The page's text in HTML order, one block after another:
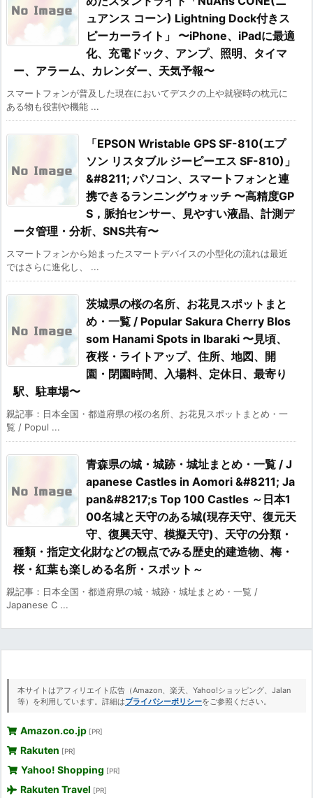
ュアンス コーン) Lightning Dock付きス
ピーカーライト」 〜iPhone、iPadに最適
化、充電ドック、アンプ、照明、タイマ
ー、アラーム、カレンダー、天気予報〜
スマートフォンが普及した現在においてデスクの上や就寝時の枕元に
ある物も役割や機能 ...
「EPSON Wristable GPS SF-810(エプ
ソン リスタブル ジーピーエス SF-810)」
&#8211; パソコン、スマートフォンと連
携できるランニングウォッチ 〜高精度GP
S，脈拍センサー、見やすい液晶、計測デ
ータ管理・分析、SNS共有〜
スマートフォンから始まったスマートデバイスの小型化の流れは最近
ではさらに進化し、 ...
茨城県の桜の名所、お花見スポットまと
め・一覧 / Popular Sakura Cherry Blos
som Hanami Spots in Ibaraki 〜見頃、
夜桜・ライトアップ、住所、地図、開
園・閉園時間、入場料、定休日、最寄り
駅、駐車場〜
親記事：日本全国・都道府県の桜の名所、お花見スポットまとめ・一
覧 / Popul ...
青森県の城・城跡・城址まとめ・一覧 / J
apanese Castles in Aomori &#8211; Ja
pan&#8217;s Top 100 Castles ～日本1
00名城と天守のある城(現存天守、復元天
守、復興天守、模擬天守)、天守の分類・
種類・指定文化財などの観点でみる歴史的建造物、梅・
桜・紅葉も楽しめる名所・スポット～
親記事：日本全国・都道府県の城・城跡・城址まとめ・一覧 /
Japanese C ...
本サイトはアフィリエイト広告（Amazon、楽天、Yahoo!ショッピング、Jalan
等）を利用しています。詳細はプライバシーポリシーをご参照ください。
Amazon.co.jp [PR]
Rakuten [PR]
Yahoo! Shopping [PR]
Rakuten Travel [PR]